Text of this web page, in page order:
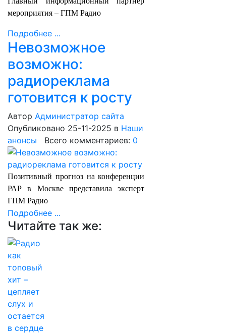
мероприятия – ГПМ Радио
Подробнее ...
Невозможное
возможно:
радиореклама
готовится к росту
Автор Администратор сайта
Опубликовано 25-11-2025 в Наши
анонсы Всего комментариев: 0
Позитивный прогноз на конференции
РАР в Москве представила эксперт
ГПМ Радио
Подробнее ...
Читайте так же: